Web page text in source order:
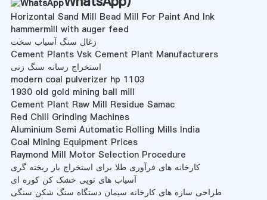
Horizontal Sand Mill Bead Mill For Paint And Ink
hammermill with auger feed
زغال سنگ آسیاب سخت
Cement Plants Vsk Cement Plant Manufacturers
استخراج رسانه سنگ زنی
modern coal pulverizer hp 1103
1930 old gold mining ball mill
Cement Plant Raw Mill Residue Samac
Red Chili Grinding Machines
Aluminium Semi Automatic Rolling Mills India
Coal Mining Equipment Prices
Raymond Mill Motor Selection Procedure
کارخانه های فرآوری طلا برای استخراج باز ریخته گری
آسیاب های توپی خشک کن کوره ای
طراحی سازه های کارخانه سیمان دستگاه سنگ شکن سنگی